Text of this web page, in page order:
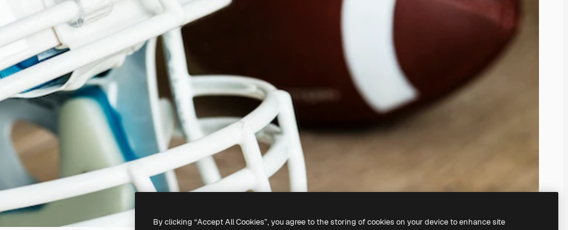
By clicking “Accept All Cookies”, you agree to the storing of cookies on your device to enhance site